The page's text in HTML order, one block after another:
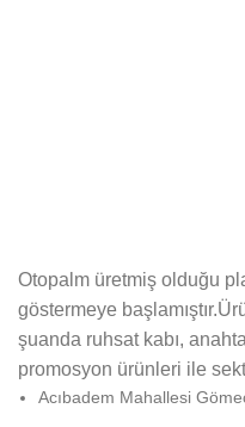
Otopalm üretmiş olduğu
göstermeye
şuanda ruhsat kabı,
promosyon ürünleri ile
Acıbadem Mahallesi